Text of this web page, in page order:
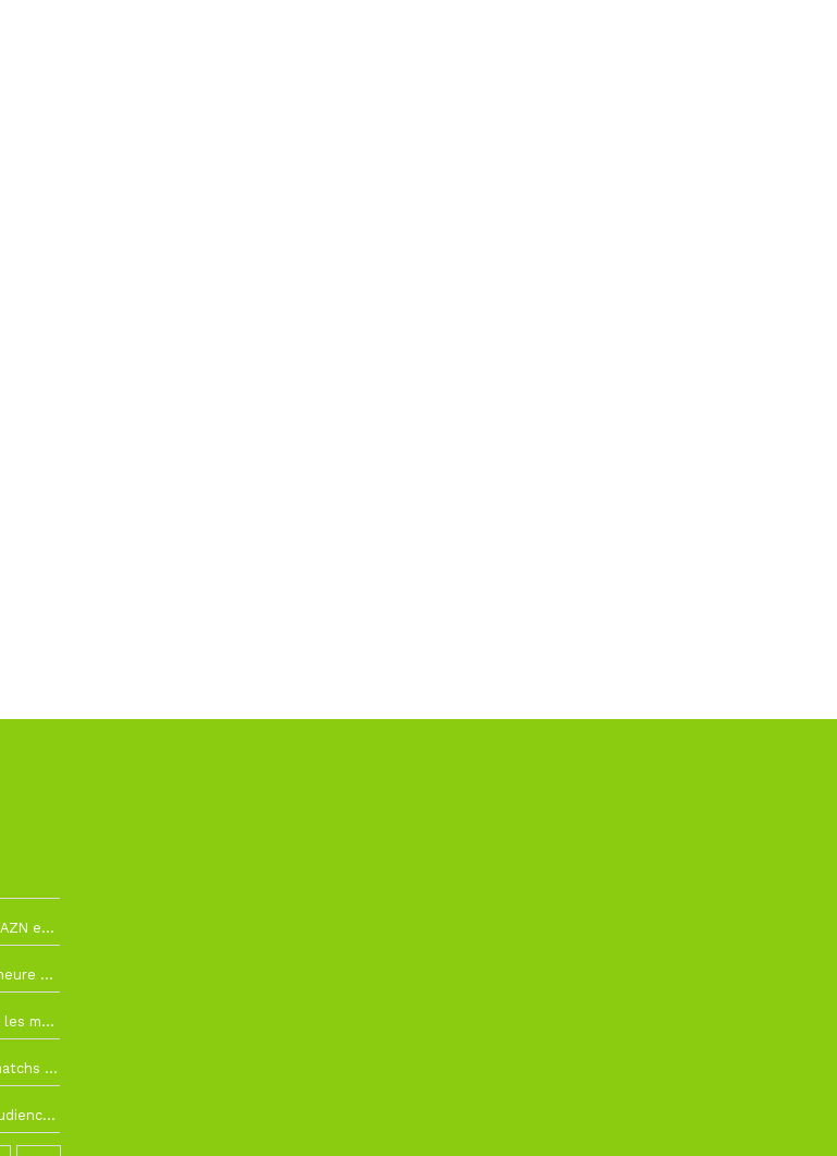
La Liga change de diffuseur : DAZN et Disney+ remplacent beIN Sports !
RC Lens – Villarreal : à quelle heure et sur quelle chaîne voir la finale de la Como Cup ?
Como Cup : comment regarder les matchs du RC Lens en direct ?
Ligue 1+ diffusera plus de 30 matchs amicaux avant la reprise de la Ligue 1
Coupe du monde 2026 : des audiences record, mais M6 devrait perdre très gros !